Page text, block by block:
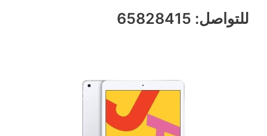
للتواصل: 65828415